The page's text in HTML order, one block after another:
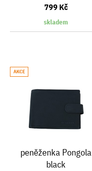
799 Kč
skladem
AKCE
peněženka Pongola
black